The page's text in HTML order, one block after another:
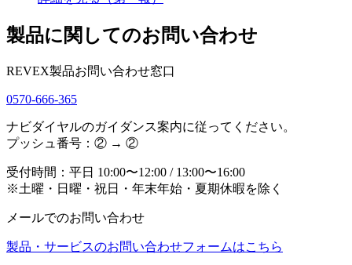
製品に関してのお問い合わせ
REVEX製品お問い合わせ窓口
0570-666-365
ナビダイヤルのガイダンス案内に従ってください。
プッシュ番号：② → ②
受付時間：平日 10:00〜12:00 / 13:00〜16:00
※土曜・日曜・祝日・年末年始・夏期休暇を除く
メールでのお問い合わせ
製品・サービスのお問い合わせフォームはこちら